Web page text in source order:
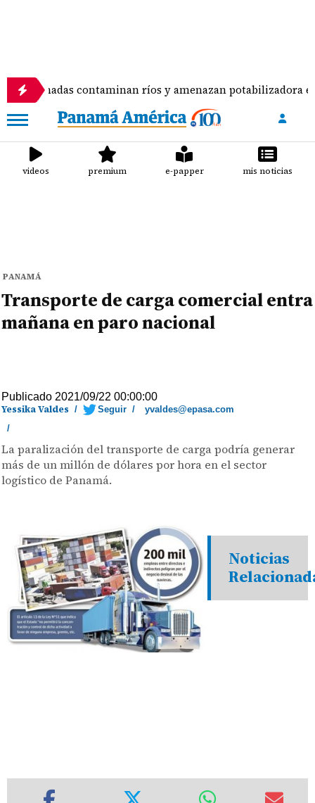
contaminan ríos y amenazan potabilizadora en La Chorrera
videos premium e-papper mis noticias
PANAMÁ
Transporte de carga comercial entra
mañana en paro nacional
Publicado 2021/09/22 00:00:00
Yessika Valdes / Seguir /
yvaldes@epasa.com
/
La paralización del transporte de carga podría generar
más de un millón de dólares por hora en el sector
logístico de Panamá.
Noticias